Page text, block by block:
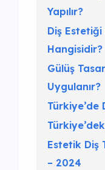
Yapılır?
Diş
Hangisidir?
Gülüş
Uygulanır?
Türkiye’de
Estetik Diş
– 2024